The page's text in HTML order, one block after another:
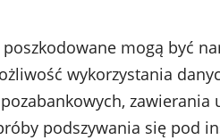
mogą być
wykorzystania
podszywania się pod